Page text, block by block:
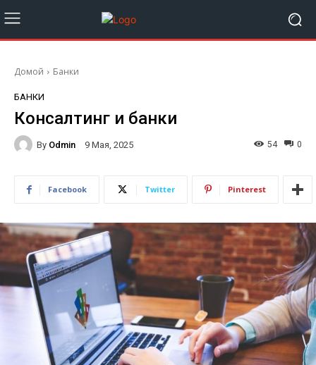
Домой Банки
БАНКИ
Консалтинг и банки
By Odmin 9 Мая, 2025 0
54
Facebook Twitter Pinterest